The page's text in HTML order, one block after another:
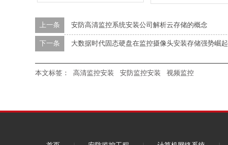
标段）智能化工程
上一条 安防高清监控系统安装公司解析云存储的概念
下一条 大数据时代固态硬盘在监控摄像头安装存储强势崛起
本文标签： 高清监控安装 安防监控安装 视频监控